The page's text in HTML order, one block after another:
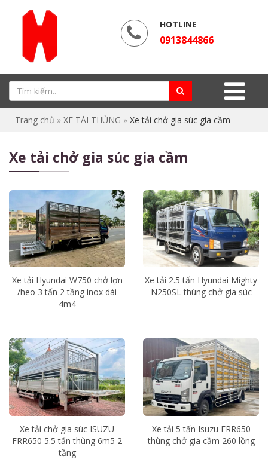
HOTLINE
0913844866
Trang chủ » XE TẢI THÙNG » Xe tải chở gia súc gia cầm
Xe tải chở gia súc gia cầm
Xe tải Hyundai W750 chở lợn
/heo 3 tấn 2 tầng inox dài
4m4
Xe tải 2.5 tấn Hyundai Mighty
N250SL thùng chở gia súc
Xe tải chở gia súc ISUZU
FRR650 5.5 tấn thùng 6m5 2
tầng
Xe tải 5 tấn Isuzu FRR650
thùng chở gia cầm 260 lồng